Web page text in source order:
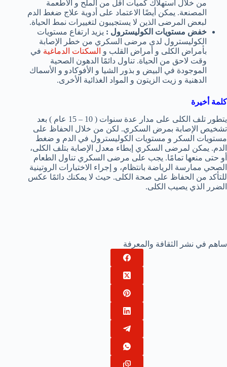
من خلال استهلاك كميات أقل من الملح و الأطعمة
المصنعة. يمكن أيضًا الاعتماد على أدوية علاج ضغط الدم
لبعض المرضى الذين لا يستجيبون لتغييرات نمط الحياة.
خفض مستويات الكوليسترول : يزيد ارتفاع مستويات
الكوليسترول لدى مرضى السكري من خطر الإصابة
بأمراض الكلى و أمراض القلب و السكتات الدماغية في
وقت لاحق من الحياة. تناول دائمًا الدهون الصحية
الموجودة في البيض و بذور الشيا و الأفوكادو و الأسماك
الدهنية و زيت الزيتون و المواد الغذائية الأخرى.
كلمة أخيرة
يتطور تلف الكلى على مدار عدة سنوات ( 10 – 15 عام ) بعد
تشخيص الإصابة بمرض السكري. لكن من خلال الحفاظ على
مستويات السكر و مستويات الكوليسترول في الدم و ضغط
الدم. يمكن لمرضى السكري إبطاء معدل الإصابة بتلف الكلى،
أو حتى منعها تمامًا. يجب على مرضى السكري تناول الطعام
الصحي ممارسة الرياضة بانتظام، و إجراء الاختبارات الروتينية
للتأكد من الحفاظ على صحة الكلى. حيث لا يمكنك دائمًا عكس
الضرر الذي يصيب الكلى.
ساهم في نشر الثقافة والمعرفة